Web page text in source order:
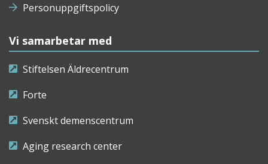
Personuppgiftspolicy
Vi samarbetar med
Stiftelsen Äldrecentrum
Forte
Svenskt demenscentrum
Aging research center